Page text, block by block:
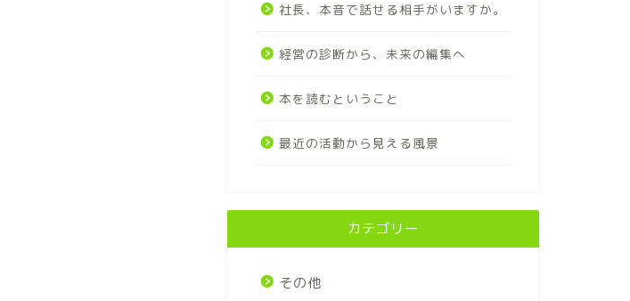
社長、本音で話せる相手がいますか。
経営の診断から、未来の編集へ
本を読むということ
最近の活動から見える風景
カテゴリー
その他